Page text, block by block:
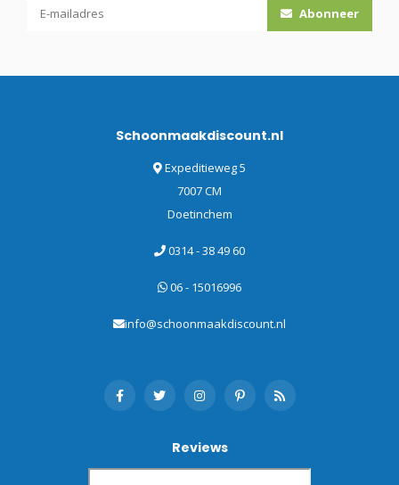
Abonneer
Schoonmaakdiscount.nl
Expeditieweg 5
7007 CM
Doetinchem
0314 - 38 49 60
06 - 15016996
info@schoonmaakdiscount.nl
Reviews